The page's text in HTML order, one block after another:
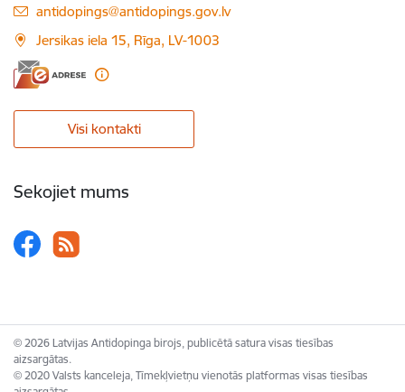
E-pasts:
antidopings@antidopings.gov.lv
Jersikas iela 15, Rīga, LV-1003
Visi kontakti
Sekojiet mums
© 2026 Latvijas Antidopinga birojs, publicētā satura visas tiesības
aizsargātas.
© 2020 Valsts kanceleja, Tīmekļvietņu vienotās platformas visas tiesības